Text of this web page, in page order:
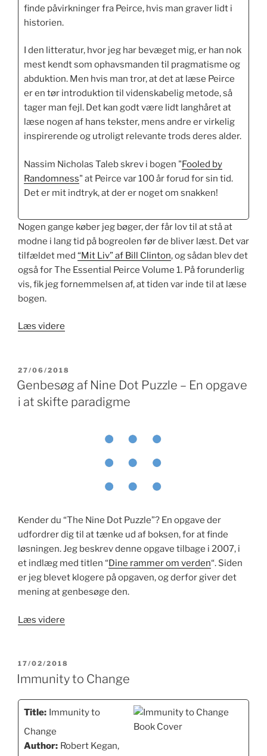
finde påvirkninger fra Peirce, hvis man graver lidt i
historien.
I den litteratur, hvor jeg har bevæget mig, er han nok
mest kendt som ophavsmanden til pragmatisme og
abduktion. Men hvis man tror, at det at læse Peirce
er en tør introduktion til videnskabelig metode, så
tager man fejl. Det kan godt være lidt langhåret at
læse nogen af hans tekster, mens andre er virkelig
inspirerende og utroligt relevante trods deres alder.
Nassim Nicholas Taleb skrev i bogen "Fooled by
Randomness" at Peirce var 100 år forud for sin tid.
Det er mit indtryk, at der er noget om snakken!
Nogen gange køber jeg bøger, der får lov til at stå at
modne i lang tid på bogreolen før de bliver læst. Det var
tilfældet med “Mit Liv” af Bill Clinton, og sådan blev det
også for The Essential Peirce Volume 1. På forunderlig
vis, fik jeg fornemmelsen af, at tiden var inde til at læse
bogen.
Læs videre
–
Volume
1
(1867
UDGIVET
DEN
27/06/2018
Genbesøg af Nine Dot Puzzle – En opgave
i at skifte paradigme
Kender du “The Nine Dot Puzzle”? En opgave der
udfordrer dig til at tænke ud af boksen, for at finde
løsningen. Jeg beskrev denne opgave tilbage i 2007, i
et indlæg med titlen “Dine rammer om verden“. Siden
er jeg blevet klogere på opgaven, og derfor giver det
mening at genbesøge den.
Læs videre
Dot
Puzzle
opgave
at
UDGIVET
DEN
17/02/2018
Immunity to Change
Title: Immunity to
Change
Author: Robert Kegan,